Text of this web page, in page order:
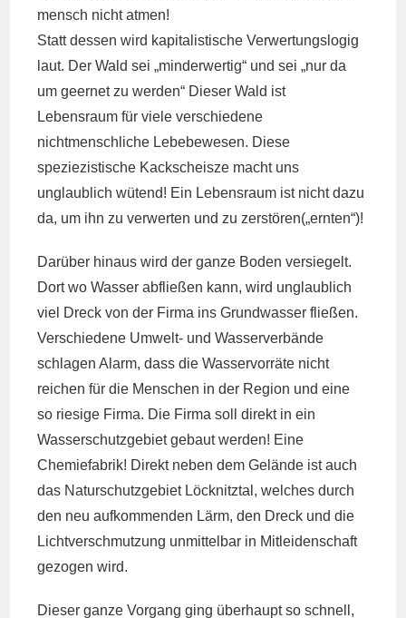
mensch nicht atmen!
Statt dessen wird kapitalistische Verwertungslogig
laut. Der Wald sei „minderwertig“ und sei „nur da
um geernet zu werden“ Dieser Wald ist
Lebensraum für viele verschiedene
nichtmenschliche Lebebewesen. Diese
speziezistische Kackscheisze macht uns
unglaublich wütend! Ein Lebensraum ist nicht dazu
da, um ihn zu verwerten und zu zerstören(„ernten“)!
Darüber hinaus wird der ganze Boden versiegelt.
Dort wo Wasser abfließen kann, wird unglaublich
viel Dreck von der Firma ins Grundwasser fließen.
Verschiedene Umwelt- und Wasserverbände
schlagen Alarm, dass die Wasservorräte nicht
reichen für die Menschen in der Region und eine
so riesige Firma. Die Firma soll direkt in ein
Wasserschutzgebiet gebaut werden! Eine
Chemiefabrik! Direkt neben dem Gelände ist auch
das Naturschutzgebiet Löcknitztal, welches durch
den neu aufkommenden Lärm, den Dreck und die
Lichtverschmutzung unmittelbar in Mitleidenschaft
gezogen wird.
Dieser ganze Vorgang ging überhaupt so schnell,